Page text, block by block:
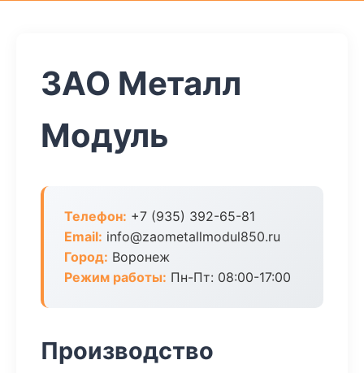
ЗАО Металл
Модуль
Телефон: +7 (935) 392-65-81
Email: info@zaometallmodul850.ru
Город: Воронеж
Режим работы: Пн-Пт: 08:00-17:00
Производство